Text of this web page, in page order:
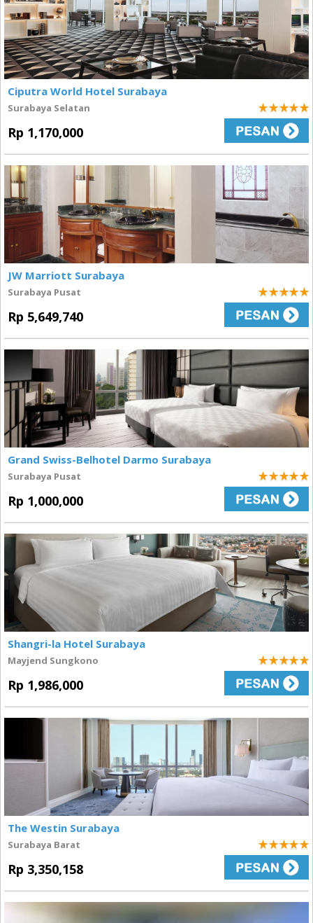
Ciputra World Hotel Surabaya
Surabaya Selatan
Rp 1,170,000
5
JW Marriott Surabaya
Surabaya Pusat
Rp 5,649,740
5
Grand Swiss-Belhotel Darmo Surabaya
Surabaya Pusat
Rp 1,000,000
5
Shangri-la Hotel Surabaya
Mayjend Sungkono
Rp 1,986,000
5
The Westin Surabaya
Surabaya Barat
Rp 3,350,158
5